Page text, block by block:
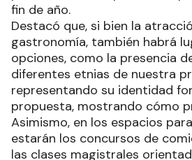
fin de año.
Destacó que, si bien la
gastronomía, también habrá
opciones, como la presencia
diferentes etnias de nuestra
representando su identidad
propuesta, mostrando cómo
Asimismo, en los espacios
estarán los concursos de
las clases magistrales